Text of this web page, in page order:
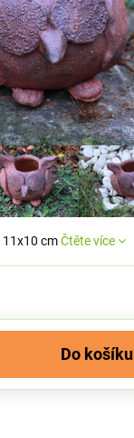
11x10 cmČtěte více
Do košíku